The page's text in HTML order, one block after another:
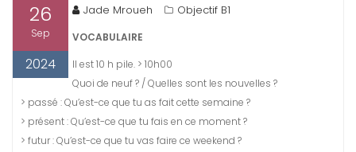
26
Sep
2024
Jade Mroueh Objectif B1
VOCABULAIRE
Il est 10 h pile. > 10h00
Quoi de neuf ? / Quelles sont les nouvelles ?
> passé : Qu’est-ce que tu as fait cette semaine ?
> présent : Qu’est-ce que tu fais en ce moment ?
> futur : Qu’est-ce que tu vas faire ce weekend ?